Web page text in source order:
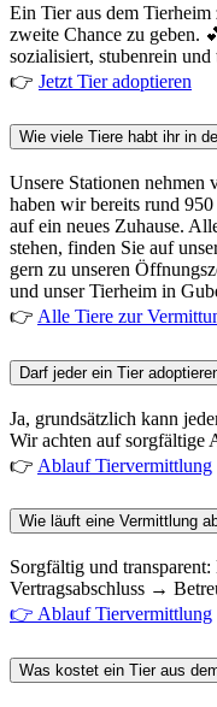
Ein Tier aus dem Tierheim
zweite Chance zu geben.
sozialisiert, stubenrein
👉 Jetzt Tier adoptieren
Wie viele Tiere habt ihr in
Unsere Stationen nehmen
haben wir bereits rund
auf ein neues Zuhause.
stehen, finden Sie auf
gern zu unseren
und unser Tierheim in
👉 Alle Tiere zur
Darf jeder ein Tier
Ja, grundsätzlich kann
Wir achten auf sorgfältige
👉 Ablauf Tiervermittlung
Wie läuft eine Vermittlung
Sorgfältig und
Vertragsabschluss →
👉 Ablauf Tiervermittlung
Was kostet ein Tier aus